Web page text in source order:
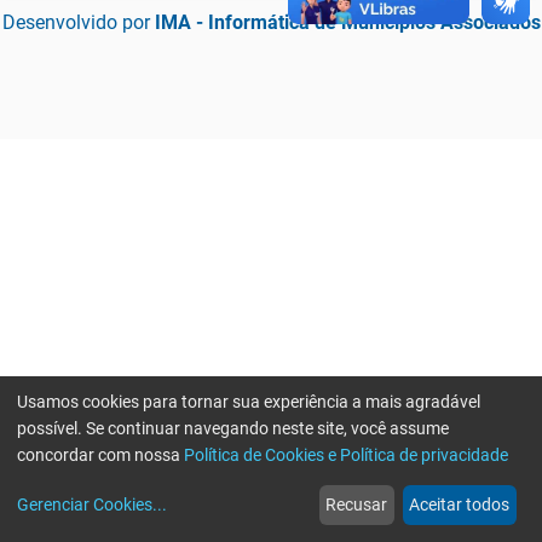
Desenvolvido por IMA - Informática de Municípios Associados
web
Notícias
more_horiz
Mais
Usamos cookies para tornar sua experiência a mais agradável
possível. Se continuar navegando neste site, você assume
concordar com nossa Política de Cookies e Política de privacidade
Gerenciar Cookies... Recusar Aceitar todos
Erro ao enviar informações, por favor tente novamente